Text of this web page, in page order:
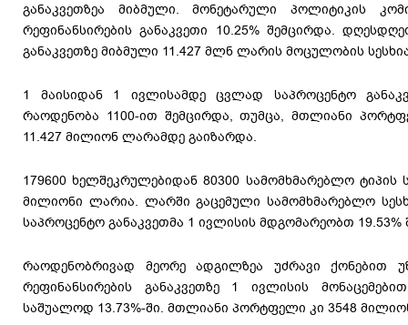
განაკვეთზეა მიბმული. მონეტარული პოლიტიკის
რეფინანსირების განაკვეთი 10.25% შემცირდა.
განაკვეთზე მიბმული 11.427 მლნ ლარის მოცულობის
1 მაისიდან 1 ივლისამდე ცვლად საპროცენტო
რაოდენობა 1100-ით შემცირდა, თუმცა, მთლიანი
11.427 მილიონ ლარამდე გაიზარდა.
179600 ხელშეკრულებიდან 80300 სამომხმარებლო ტიპის
მილიონი ლარია. ლარში გაცემული სამომხმარებლო
საპროცენტო განაკვეთმა 1 ივლისის მდგომარეობთ 19.53%
რაოდენობრივად მეორე ადგილზეა უძრავი ქონებით
რეფინანსირების განაკვეთზე 1 ივლისის
საშუალოდ 13.73%-ში. მთლიანი პორტფელი კი 3548